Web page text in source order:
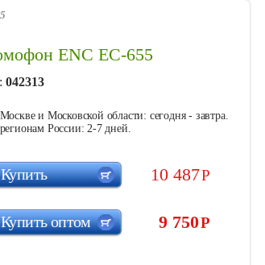
ENC EC-655
042313
и Московской области: сегодня - завтра.
России: 2-7 дней.
10 487Р
Купить
9 750Р
Купить оптом